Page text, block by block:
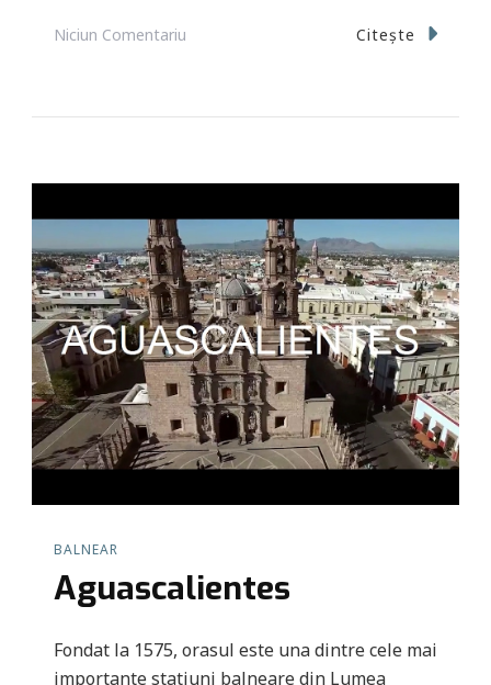
Niciun Comentariu Citește
BALNEAR
Aguascalientes
Fondat la 1575, orasul este una dintre cele mai
importante statiuni balneare din Lumea